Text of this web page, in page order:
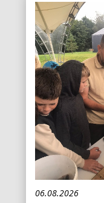
06.08.2026